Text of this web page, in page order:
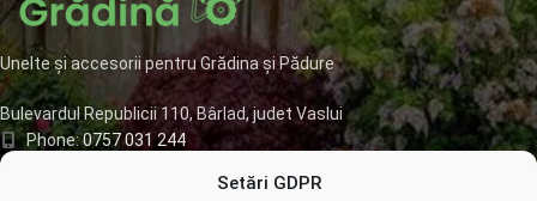
Setări GDPR
Unelte și accesorii pentru Grădina și Pădure
Bulevardul Republicii 110, Bârlad, judet Vaslui
Phone:0757 031 244